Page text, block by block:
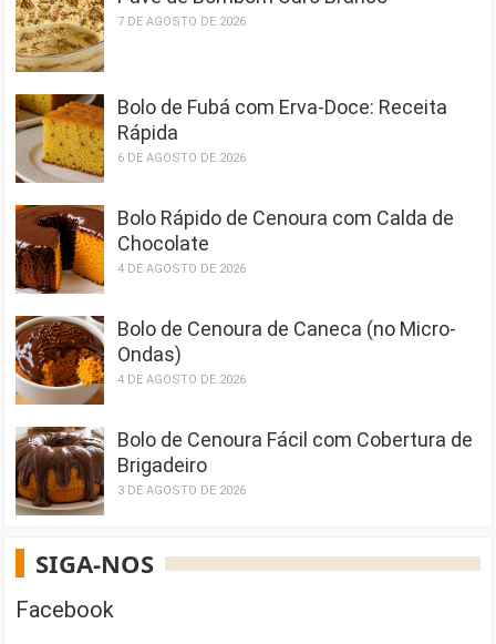
7 DE AGOSTO DE 2026
Bolo de Fubá com Erva-Doce: Receita
Rápida
6 DE AGOSTO DE 2026
Bolo Rápido de Cenoura com Calda de
Chocolate
4 DE AGOSTO DE 2026
Bolo de Cenoura de Caneca (no Micro-
Ondas)
4 DE AGOSTO DE 2026
Bolo de Cenoura Fácil com Cobertura de
Brigadeiro
3 DE AGOSTO DE 2026
SIGA-NOS
Facebook